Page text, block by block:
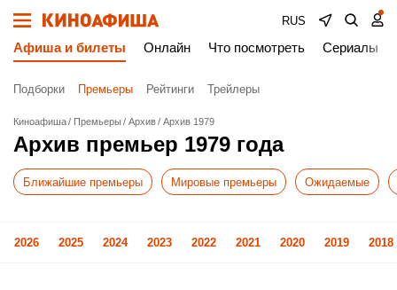
RUS
Афиша и билеты Онлайн Что посмотреть Сериалы
Подборки Премьеры Рейтинги Трейлеры
Киноафиша Премьеры Архив Архив 1979
Архив премьер 1979 года
Ближайшие премьеры Мировые премьеры Ожидаемые
2026 2025 2024 2023 2022 2021 2020 2019 2018